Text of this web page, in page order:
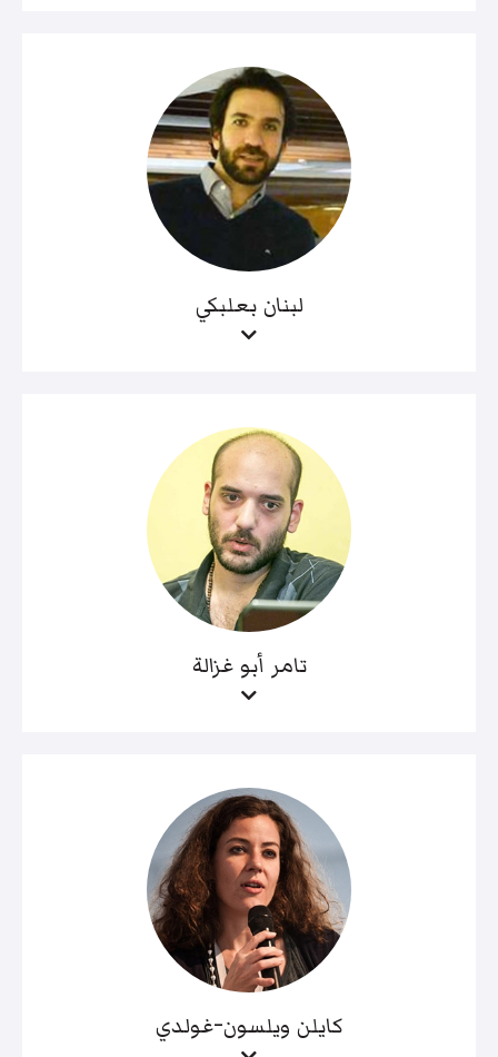
لبنان بعلبكي
تامر أبو غزالة
كايلن ويلسون-غولدي